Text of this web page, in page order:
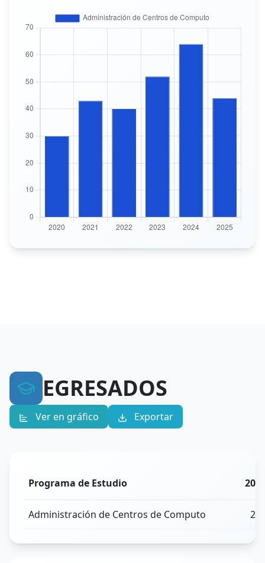
EGRESADOS
Ver en gráfico Exportar
Programa de Estudio
Administración de Centros de Computo 28